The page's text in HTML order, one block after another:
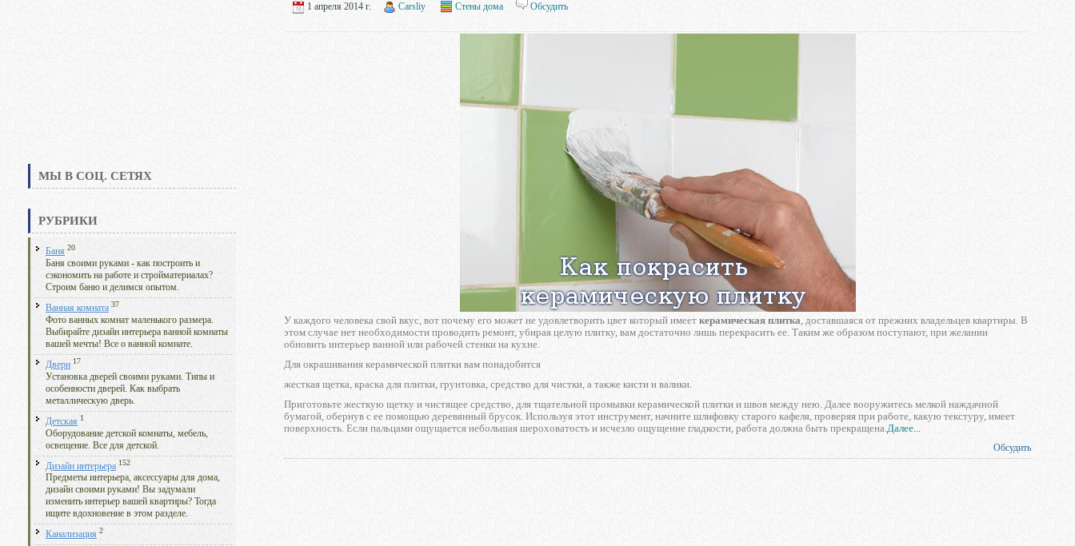
МЫ В СОЦ. СЕТЯХ
РУБРИКИ
Баня 20
Баня своими руками - как построить и
сэкономить на работе и стройматериалах?
Строим баню и делимся опытом.
Ванная комната 37
Фото ванных комнат маленького размера.
Выбирайте дизайн интерьера ванной комнаты
вашей мечты! Все о ванной комнате.
Двери 17
Установка дверей своими руками. Типы и
особенности дверей. Как выбрать
металлическую дверь.
Детская 1
Оборудование детской комнаты, мебель,
освещение. Все для детской.
Дизайн интерьера 152
Предметы интерьера, аксессуары для дома,
дизайн своими руками! Вы задумали
изменить интерьер вашей квартиры? Тогда
ищите вдохновение в этом разделе.
Канализация 2
1 апреля 2014 г. Carsliy Стены дома Обсудить
У каждого человека свой вкус, вот почему его может не удовлетворить цвет который имеет керамическая плитка, доставшаяся от прежних владельцев квартиры. В
этом случае нет необходимости проводить ремонт, убирая целую плитку, вам достаточно лишь перекрасить ее. Таким же образом поступают, при желании
обновить интерьер ванной или рабочей стенки на кухне.
Для окрашивания керамической плитки вам понадобится
жесткая щетка, краска для плитки, грунтовка, средство для чистки, а также кисти и валики.
Приготовьте жесткую щетку и чистящее средство, для тщательной промывки керамической плитки и швов между нею. Далее вооружитесь мелкой наждачной
бумагой, обернув с ее помощью деревянный брусок. Используя этот инструмент, начните шлифовку старого кафеля, проверяя при работе, какую текстуру, имеет
поверхность. Если пальцами ощущается небольшая шероховатость и исчезло ощущение гладкости, работа должна быть прекращена.Далее...
Обсудить